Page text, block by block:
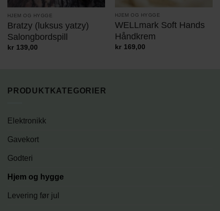
HJEM OG HYGGE
Bratzy (luksus yatzy)
Salongbordspill
kr 139,00
HJEM OG HYGGE
WELLmark Soft Hands
Håndkrem
kr 169,00
PRODUKTKATEGORIER
Elektronikk
Gavekort
Godteri
Hjem og hygge
Levering før jul